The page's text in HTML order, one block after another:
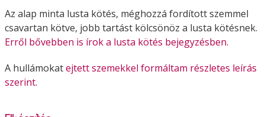
Az alap minta lusta kötés, méghozzá fordított szemmel
csavartan kötve, jobb tartást kölcsönöz a lusta kötésnek.
Erről bővebben is írok a lusta kötés bejegyzésben.
A hullámokatejtett szemekkel formáltam részletes leírás
szerint.